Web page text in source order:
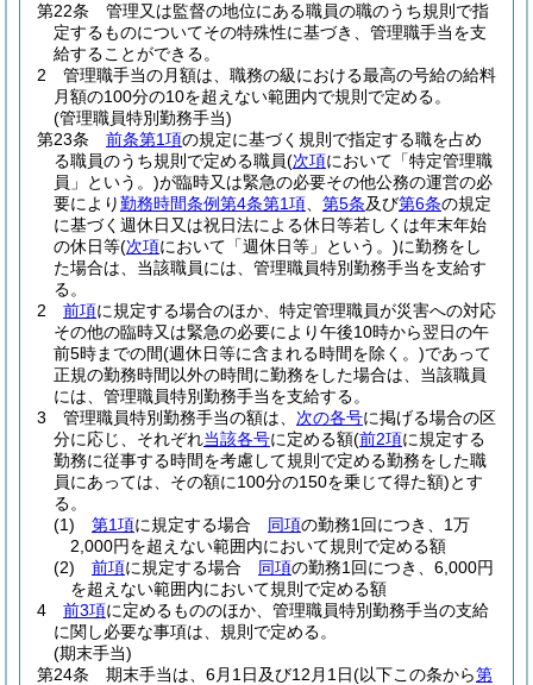
第22条
管理又は監督の地位にある職員の職のうち規則で指
定するものについてその特殊性に基づき、管理職手当を支
給することができる。
2
管理職手当の月額は、職務の級における最高の号給の給料
月額の100分の10を超えない範囲内で規則で定める。
(管理職員特別勤務手当)
第23条
前条第1項の規定に基づく規則で指定する職を占め
る職員のうち規則で定める職員(次項において「特定管理職
員」という。)が臨時又は緊急の必要その他公務の運営の必
要により勤務時間条例第4条第1項 第5条及び第6条の規定
に基づく週休日又は祝日法による休日等若しくは年末年始
の休日等(次項において「週休日等」という。)に勤務をし
た場合は、当該職員には、管理職員特別勤務手当を支給す
る。
2
前項に規定する場合のほか、特定管理職員が災害への対応
その他の臨時又は緊急の必要により午後10時から翌日の午
前5時までの間(週休日等に含まれる時間を除く。)であって
正規の勤務時間以外の時間に勤務をした場合は、当該職員
には、管理職員特別勤務手当を支給する。
3
管理職員特別勤務手当の額は、 次の各号に掲げる場合の区
分に応じ、それぞれ当該各号に定める額(前2項に規定する
勤務に従事する時間を考慮して規則で定める勤務をした職
員にあっては、その額に100分の150を乗じて得た額)とす
る。
(1)
第1項に規定する場合 同項の勤務1回につき、1万
2,000円を超えない範囲内において規則で定める額
(2)
前項に規定する場合 同項の勤務1回につき、6,000円
を超えない範囲内において規則で定める額
4
前3項に定めるもののほか、管理職員特別勤務手当の支給
に関し必要な事項は、規則で定める。
(期末手当)
第24条
期末手当は、6月1日及び12月1日(以下この条から第